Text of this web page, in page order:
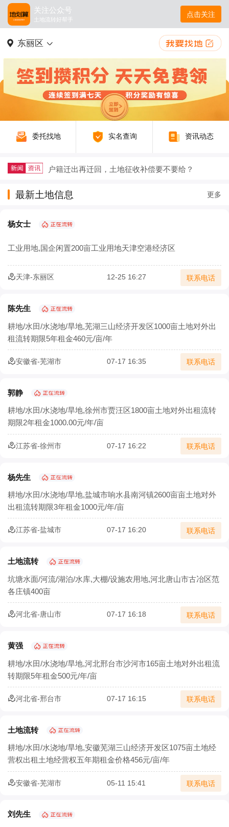
关注公众号
土地流转好帮手
点击关注
东丽区
委托找地 实名查询 资讯动态
户籍迁出再迁回，土地征收补偿要不要给？
农村生态农业如何以废弃物循环守护绿水青山
土地流转怎样实施才能实现效益最大化？
北京市农村土地经营权流转价格模型正式发布
宁夏二轮土地延包1634万余亩承包农户涉及100万余户
安徽省农村集体经济组织土地经营权出租合同
最新土地信息 更多
杨女士
工业用地,国企闲置200亩工业用地天津空港经济区
天津-东丽区 12-25 16:27 联系电话
陈先生
耕地/水田/水浇地/旱地,芜湖三山经济开发区1000亩土地对外出
租流转期限5年租金460元/亩/年
安徽省-芜湖市 07-17 16:35 联系电话
郭静
耕地/水田/水浇地/旱地,徐州市贾汪区1800亩土地对外出租流转
期限2年租金1000.00元/年/亩
江苏省-徐州市 07-17 16:22 联系电话
杨先生
耕地/水田/水浇地/旱地,盐城市响水县南河镇2600亩亩土地对外
出租流转期限3年租金1000元/年/亩
江苏省-盐城市 07-17 16:20 联系电话
土地流转
坑塘水面/河流/湖泊/水库,大棚/设施农用地,河北唐山市古冶区范
各庄镇400亩
河北省-唐山市 07-17 16:18 联系电话
黄强
耕地/水田/水浇地/旱地,河北邢台市沙河市165亩土地对外出租流
转期限5年租金500元/年/亩
河北省-邢台市 07-17 16:15 联系电话
土地流转
耕地/水田/水浇地/旱地,安徽芜湖三山经济开发区1075亩土地经
营权出租土地经营权五年期租金价格456元/亩/年
安徽省-芜湖市 05-11 15:41 联系电话
刘先生